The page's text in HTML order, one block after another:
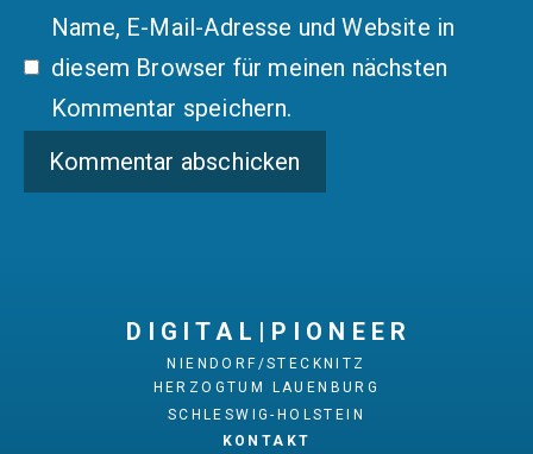
Name, E-Mail-Adresse und Website in
diesem Browser für meinen nächsten
Kommentar speichern.
D I G I T A L | P I O N E E R
NIENDORF/STECKNITZ
HERZOGTUM LAUENBURG
SCHLESWIG-HOLSTEIN
KONTAKT